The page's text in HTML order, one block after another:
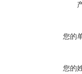
您的
您的